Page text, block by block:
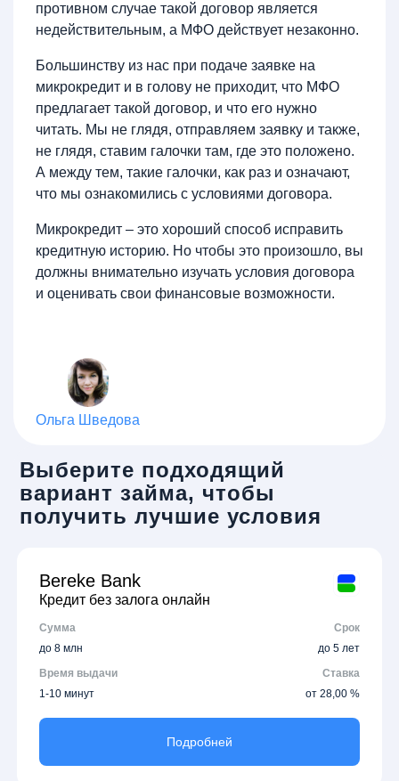
противном случае такой договор является
недействительным, а МФО действует незаконно.
Большинству из нас при подаче заявке на
микрокредит и в голову не приходит, что МФО
предлагает такой договор, и что его нужно
читать. Мы не глядя, отправляем заявку и также,
не глядя, ставим галочки там, где это положено.
А между тем, такие галочки, как раз и означают,
что мы ознакомились с условиями договора.
Микрокредит – это хороший способ исправить
кредитную историю. Но чтобы это произошло, вы
должны внимательно изучать условия договора
и оценивать свои финансовые возможности.
Ольга Шведова
Выберите подходящий
вариант займа, чтобы
получить лучшие условия
Bereke Bank
Кредит без залога онлайн
Сумма
Срок
до 8 млн
до 5 лет
Время выдачи
Ставка
1-10 минут
от 28,00 %
Подробней